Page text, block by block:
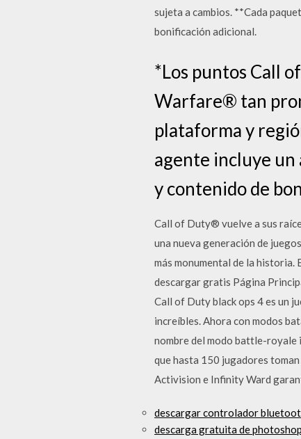
sujeta a cambios. **Cada
bonificación adicional.
*Los puntos Call
Warfare® tan
plataforma y
agente incluye un
y contenido de
Call of Duty® vuelve a sus
una nueva generación de
más monumental de la
descargar gratis Página
Call of Duty black ops 4 es un
increíbles. Ahora con modos
nombre del modo battle-royale
que hasta 150 jugadores
Activision e Infinity Ward
descargar controlador
descarga gratuita de